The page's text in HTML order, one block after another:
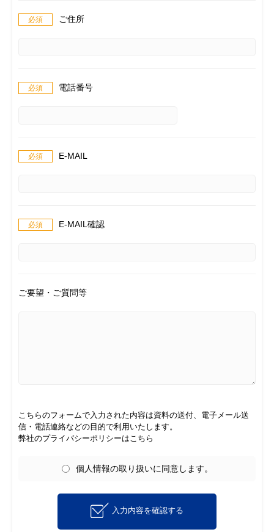
ご住所
電話番号
E-MAIL
E-MAIL確認
ご要望・ご質問等
こちらのフォームで入力された内容は資料の送付、電子メール送
信・電話連絡などの目的で利用いたします。
弊社のプライバシーポリシーはこちら
個人情報の取り扱いに同意します。
入力内容を確認する